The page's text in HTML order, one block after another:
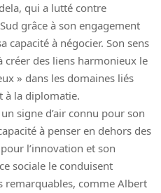
qui a lutté contre
grâce à son engagement
capacité à négocier. Son sens
créer des liens harmonieux le
» dans les domaines liés
à la diplomatie.
signe d’air connu pour son
à penser en dehors des
l’innovation et son
sociale le conduisent
remarquables, comme Albert